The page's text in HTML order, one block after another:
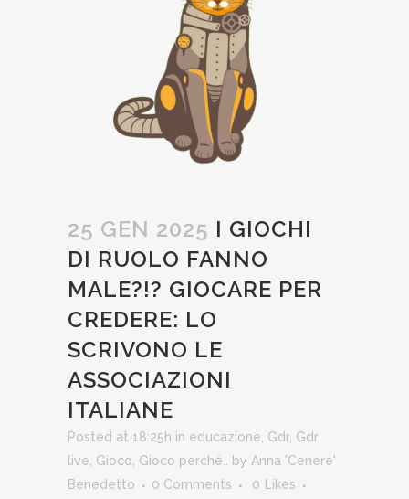
25 GEN 2025 I GIOCHI
DI RUOLO FANNO
MALE?!? GIOCARE PER
CREDERE: LO
SCRIVONO LE
ASSOCIAZIONI
ITALIANE
Posted at 18:25h in educazione Gdr, Gdr
live Gioco Gioco perché.. by Anna 'Cenere'
Benedetto
0 Comments 0
Likes